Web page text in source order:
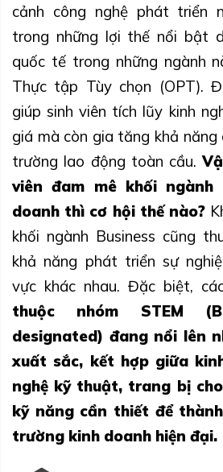
cảnh công nghệ phát triển
trong những lợi thế nổi bật
quốc tế trong những ngành
Thực tập Tùy chọn (OPT).
giúp sinh viên tích lũy kinh
giá mà còn gia tăng khả
trường lao động toàn cầu.
viên đam mê khối
doanh thì cơ hội thế nào?
khối ngành Business cũng
khả năng phát triển sự
vực khác nhau. Đặc biệt,
thuộc nhóm STEM
designated) đang nổi lên
xuất sắc, kết hợp giữa
nghệ kỹ thuật, trang bị
kỹ năng cần thiết để
trường kinh doanh hiện đại.